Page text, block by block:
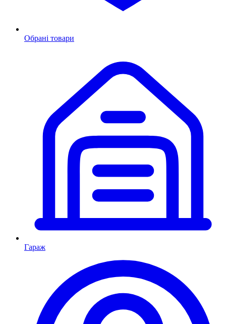
Обрані товари
Гараж